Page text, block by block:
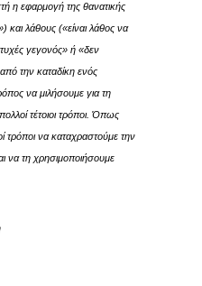
η εφαρμογή της θανατικής
και λάθους («είναι λάθος να
γεγονός» ή «δεν
την καταδίκη ενός
να μιλήσουμε για τη
τέτοιοι τρόποι. Όπως
τρόποι να καταχραστούμε την
να τη χρησιμοποιήσουμε